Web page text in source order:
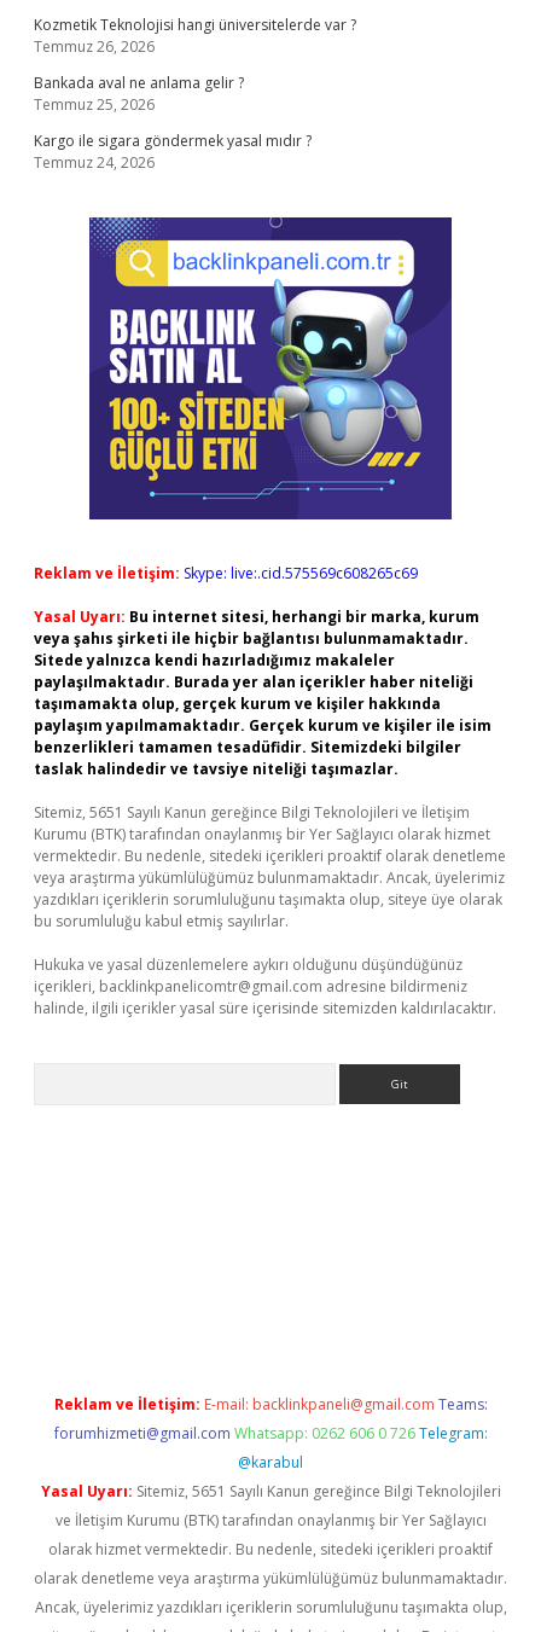
Kozmetik Teknolojisi hangi üniversitelerde var ?
Temmuz 26, 2026
Bankada aval ne anlama gelir ?
Temmuz 25, 2026
Kargo ile sigara göndermek yasal mıdır ?
Temmuz 24, 2026
Reklam ve İletişim: Skype: live:.cid.575569c608265c69
Yasal Uyarı: Bu internet sitesi, herhangi bir marka, kurum
veya şahıs şirketi ile hiçbir bağlantısı bulunmamaktadır.
Sitede yalnızca kendi hazırladığımız makaleler
paylaşılmaktadır. Burada yer alan içerikler haber niteliği
taşımamakta olup, gerçek kurum ve kişiler hakkında
paylaşım yapılmamaktadır. Gerçek kurum ve kişiler ile isim
benzerlikleri tamamen tesadüfidir. Sitemizdeki bilgiler
taslak halindedir ve tavsiye niteliği taşımazlar.
Sitemiz, 5651 Sayılı Kanun gereğince Bilgi Teknolojileri ve İletişim
Kurumu (BTK) tarafından onaylanmış bir Yer Sağlayıcı olarak hizmet
vermektedir. Bu nedenle, sitedeki içerikleri proaktif olarak denetleme
veya araştırma yükümlülüğümüz bulunmamaktadır. Ancak, üyelerimiz
yazdıkları içeriklerin sorumluluğunu taşımakta olup, siteye üye olarak
bu sorumluluğu kabul etmiş sayılırlar.
Hukuka ve yasal düzenlemelere aykırı olduğunu düşündüğünüz
içerikleri, backlinkpanelicomtr@gmail.com adresine bildirmeniz
halinde, ilgili içerikler yasal süre içerisinde sitemizden kaldırılacaktır.
Reklam ve İletişim: E-mail: backlinkpaneli@gmail.com Teams:
forumhizmeti@gmail.com Whatsapp: 0262 606 0 726 Telegram:
@karabul
Yasal Uyarı: Sitemiz, 5651 Sayılı Kanun gereğince Bilgi Teknolojileri
ve İletişim Kurumu (BTK) tarafından onaylanmış bir Yer Sağlayıcı
olarak hizmet vermektedir. Bu nedenle, sitedeki içerikleri proaktif
olarak denetleme veya araştırma yükümlülüğümüz bulunmamaktadır.
Ancak, üyelerimiz yazdıkları içeriklerin sorumluluğunu taşımakta olup,